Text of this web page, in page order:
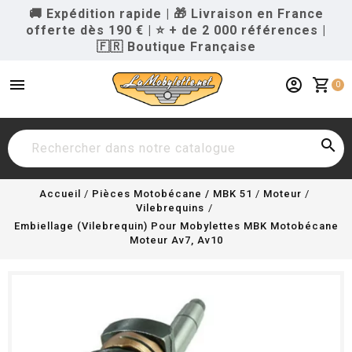
🚚 Expédition rapide | 🎁 Livraison en France
offerte dès 190 € | ⭐ + de 2 000 références |
🇫🇷 Boutique Française
menu shopping_cart 0
account_circle

Accueil Pièces Motobécane / MBK 51
Moteur
Vilebrequins
Embiellage (Vilebrequin) Pour Mobylettes MBK Motobécane
Moteur Av7, Av10